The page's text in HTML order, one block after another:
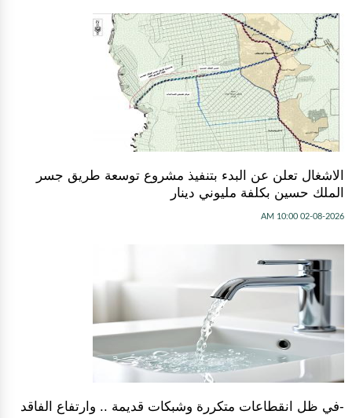
الاشغال تعلن عن البدء بتنفيذ مشروع توسعة طريق جسر
الملك حسين بكلفة مليوني دينار
02-08-2026 10:00 AM
-في ظل انقطاعات متكررة وشبكات قديمة .. وارتفاع الفاقد